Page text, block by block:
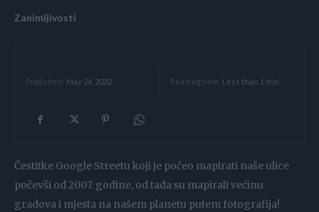
Zanimljivosti
Published: May 24, 2022 Reading time: Less than 1 min.
Čestitke Google Streetu koji je počeo mapirati naše ulice
počevši od 2007. godine, od tada su mapirali većinu
gradova i mjesta na našem planetu putem fotografija!